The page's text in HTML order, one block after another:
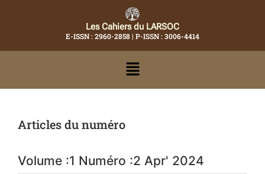
Les Cahiers du LARSOC
E-ISSN : 2960-2858 | P-ISSN : 3006-4414
Articles du numéro
Volume :1 Numéro :2 Apr' 2024